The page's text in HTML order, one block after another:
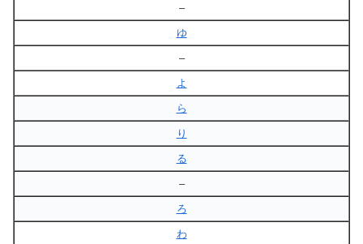
–
ゆ
–
よ
ら
り
る
–
ろ
わ